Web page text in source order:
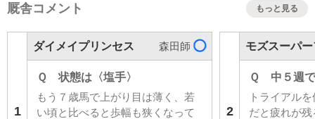
厩舎コメント もっと見る
1
ダイメイプリンセス 森田師
Ｑ 状態は〈塩手〉
もう７歳馬で上がり目は薄く、若
い頃と比べると歩幅も狭くなって
2
モズスーパ
Ｑ 中５週
トライアル
だと疲れが